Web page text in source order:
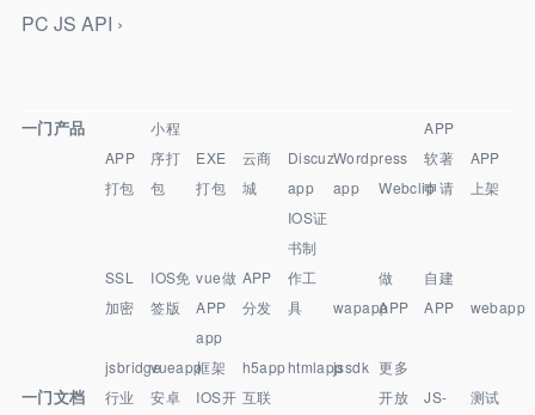
PC JS API ›
一门产品
APP
打包
小程
序打
包
EXE
打包
云商
城
Discuz
app
Wordpress
app
Webclip
APP
软著
申请
APP
上架
SSL
加密
IOS免
签版
vue做
APP
APP
分发
IOS证
书制
作工
具
wapapp
做
APP
自建
APP
webapp
jsbridgevueapp
app
框架
h5apphtmlappjssdk 更多
一门文档
行业
安卓
IOS开 互联
开放
JS-
测试